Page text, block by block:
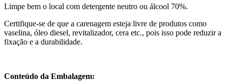
Limpe bem o local com detergente neutro ou álcool 70%.
Certifique-se de que a carenagem esteja livre de produtos como
vaselina, óleo diesel, revitalizador, cera etc., pois isso pode reduzir a
fixação e a durabilidade.
Conteúdo da Embalagem: